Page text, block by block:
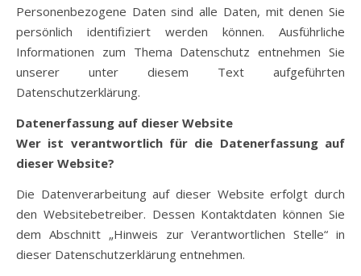
Personenbezogene Daten sind alle Daten, mit denen Sie
persönlich identifiziert werden können. Ausführliche
Informationen zum Thema Datenschutz entnehmen Sie
unserer unter diesem Text aufgeführten
Datenschutzerklärung.
Datenerfassung auf dieser Website
Wer ist verantwortlich für die Datenerfassung auf
dieser Website?
Die Datenverarbeitung auf dieser Website erfolgt durch
den Websitebetreiber. Dessen Kontaktdaten können Sie
dem Abschnitt „Hinweis zur Verantwortlichen Stelle“ in
dieser Datenschutzerklärung entnehmen.